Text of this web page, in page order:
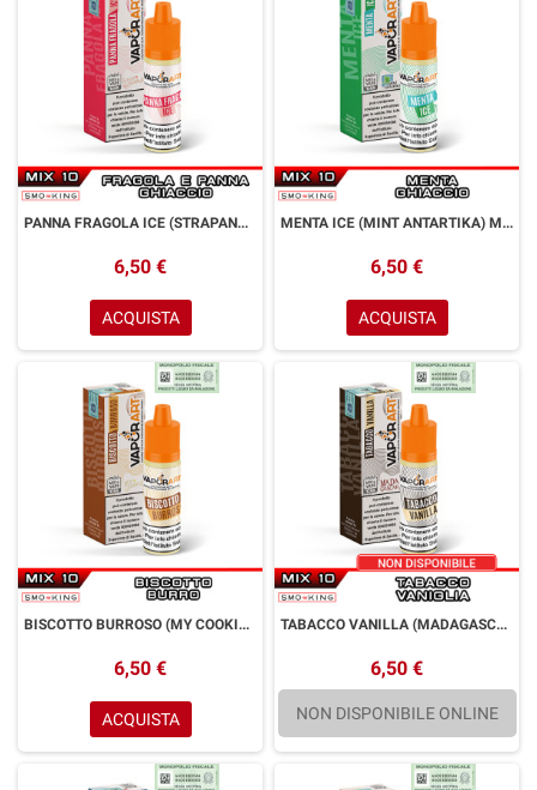
PANNA FRAGOLA ICE (STRAPANNA) Mini Mix&Vape 10 ml VAPORART Fragola Panna Ice
6,50 €
ACQUISTA
MENTA ICE (MINT ANTARTIKA) Mini Mix&Vape 10 ml VAPORART Menta Ice
6,50 €
ACQUISTA
BISCOTTO BURROSO (MY COOKIE) Mini Mix&Vape 10 ml VAPORART Biscotto Burro
6,50 €
ACQUISTA
TABACCO VANILLA (MADAGASCAR) Mini Mix&Vape 10 ml VAPORART Tabacco Vaniglia
6,50 €
NON DISPONIBILE ONLINE